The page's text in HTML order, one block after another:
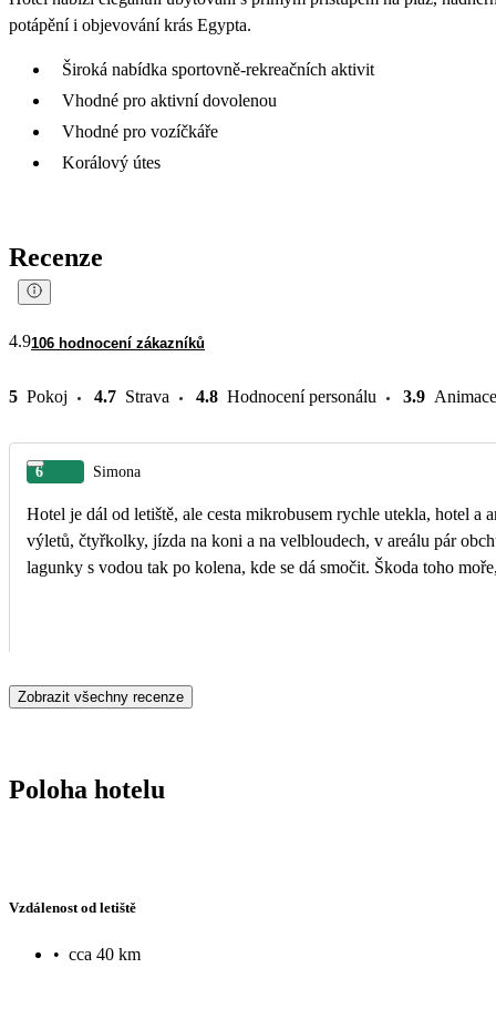
potápění i objevování krás Egypta.
Široká nabídka sportovně-rekreačních aktivit
Vhodné pro aktivní dovolenou
Vhodné pro vozíčkáře
Korálový útes
Recenze
4.9106 hodnocení zákazníků
5 Pokoj 4.7 Strava 4.8 Hodnocení personálu 3.9 Animace
6 Simona
Hotel je dál od letiště, ale cesta mikrobusem rychle utekla, hotel a
výletů, čtyřkolky, jízda na koni a na velbloudech, v areálu pár
lagunky s vodou tak po kolena, kde se dá smočit. Škoda toho
Zobrazit všechny recenze
Poloha hotelu
Vzdálenost od letiště
• cca 40 km